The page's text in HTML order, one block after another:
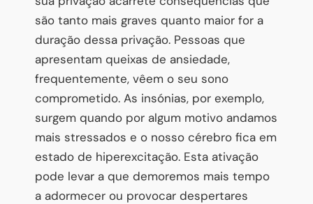
são tanto mais graves quanto maior for a
duração dessa privação. Pessoas que
apresentam queixas de ansiedade,
frequentemente, vêem o seu sono
comprometido. As insónias, por exemplo,
surgem quando por algum motivo andamos
mais stressados e o nosso cérebro fica em
estado de hiperexcitação. Esta ativação
pode levar a que demoremos mais tempo
a adormecer ou provocar despertares